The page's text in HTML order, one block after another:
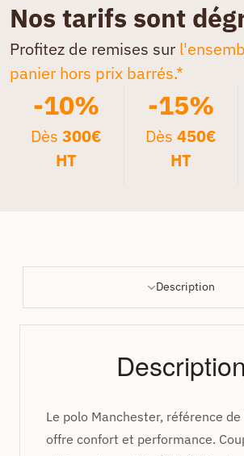
Nos tarifs sont
Profitez de remises sur
panier hors prix barrés.*
-10%
Dès300€
HT
-15%
Dès 450€
HT
Description
Description
Le polo Manchester, référence de
offre confort et performance.